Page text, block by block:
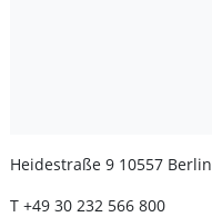
Heidestraße 9 10557 Berlin
T +49 30 232 566 800